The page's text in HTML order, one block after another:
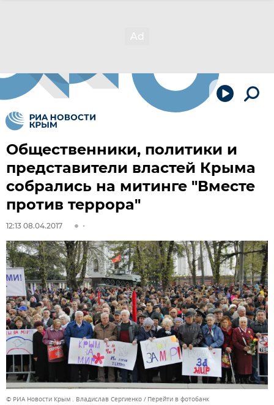
Общественники, политики и
представители властей Крыма
собрались на митинге "Вместе
против террора"
12:13 08.04.2017
© РИА Новости Крым . Владислав Сергиенко Перейти в фотобанк